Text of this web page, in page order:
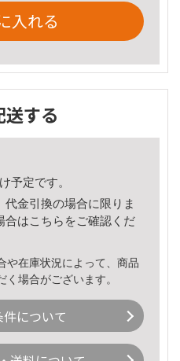
入れる
送する
予定です。
金引換の場合に限りま
合はこちら をご確認くだ
在庫状況によって、商品
場合がございます。
について